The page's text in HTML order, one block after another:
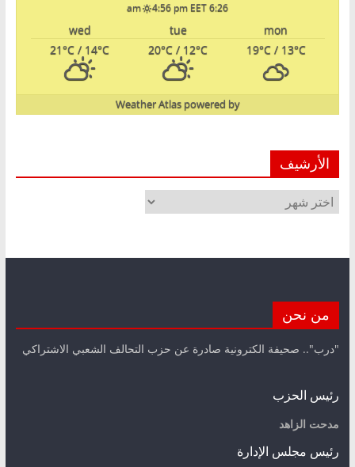
6:26 am
4:56 pm EET
mon
tue
wed
19°C/ 13°C
20°C / 12°C
21°C / 14°C
powered by
Weather Atlas
الأرشيف
الأرشيف
من نحن
"درب".. صحيفة الكترونية صادرة عن حزب التحالف الشعبي الاشتراكي
رئيس الحزب
مدحت الزاهد
رئيس مجلس الإدارة